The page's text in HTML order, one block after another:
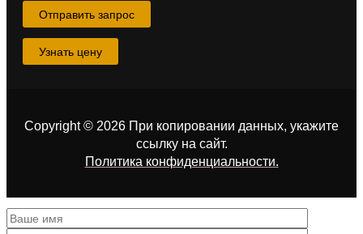
Отправить запрос
Узнать цену
Copyright © 2026 При копировании данных, укажите
ссылку на сайт.
Политика конфиденциальности.